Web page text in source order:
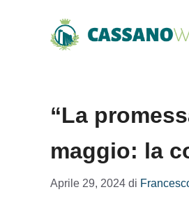
“La
maggio: la
Aprile 29, 2024 di